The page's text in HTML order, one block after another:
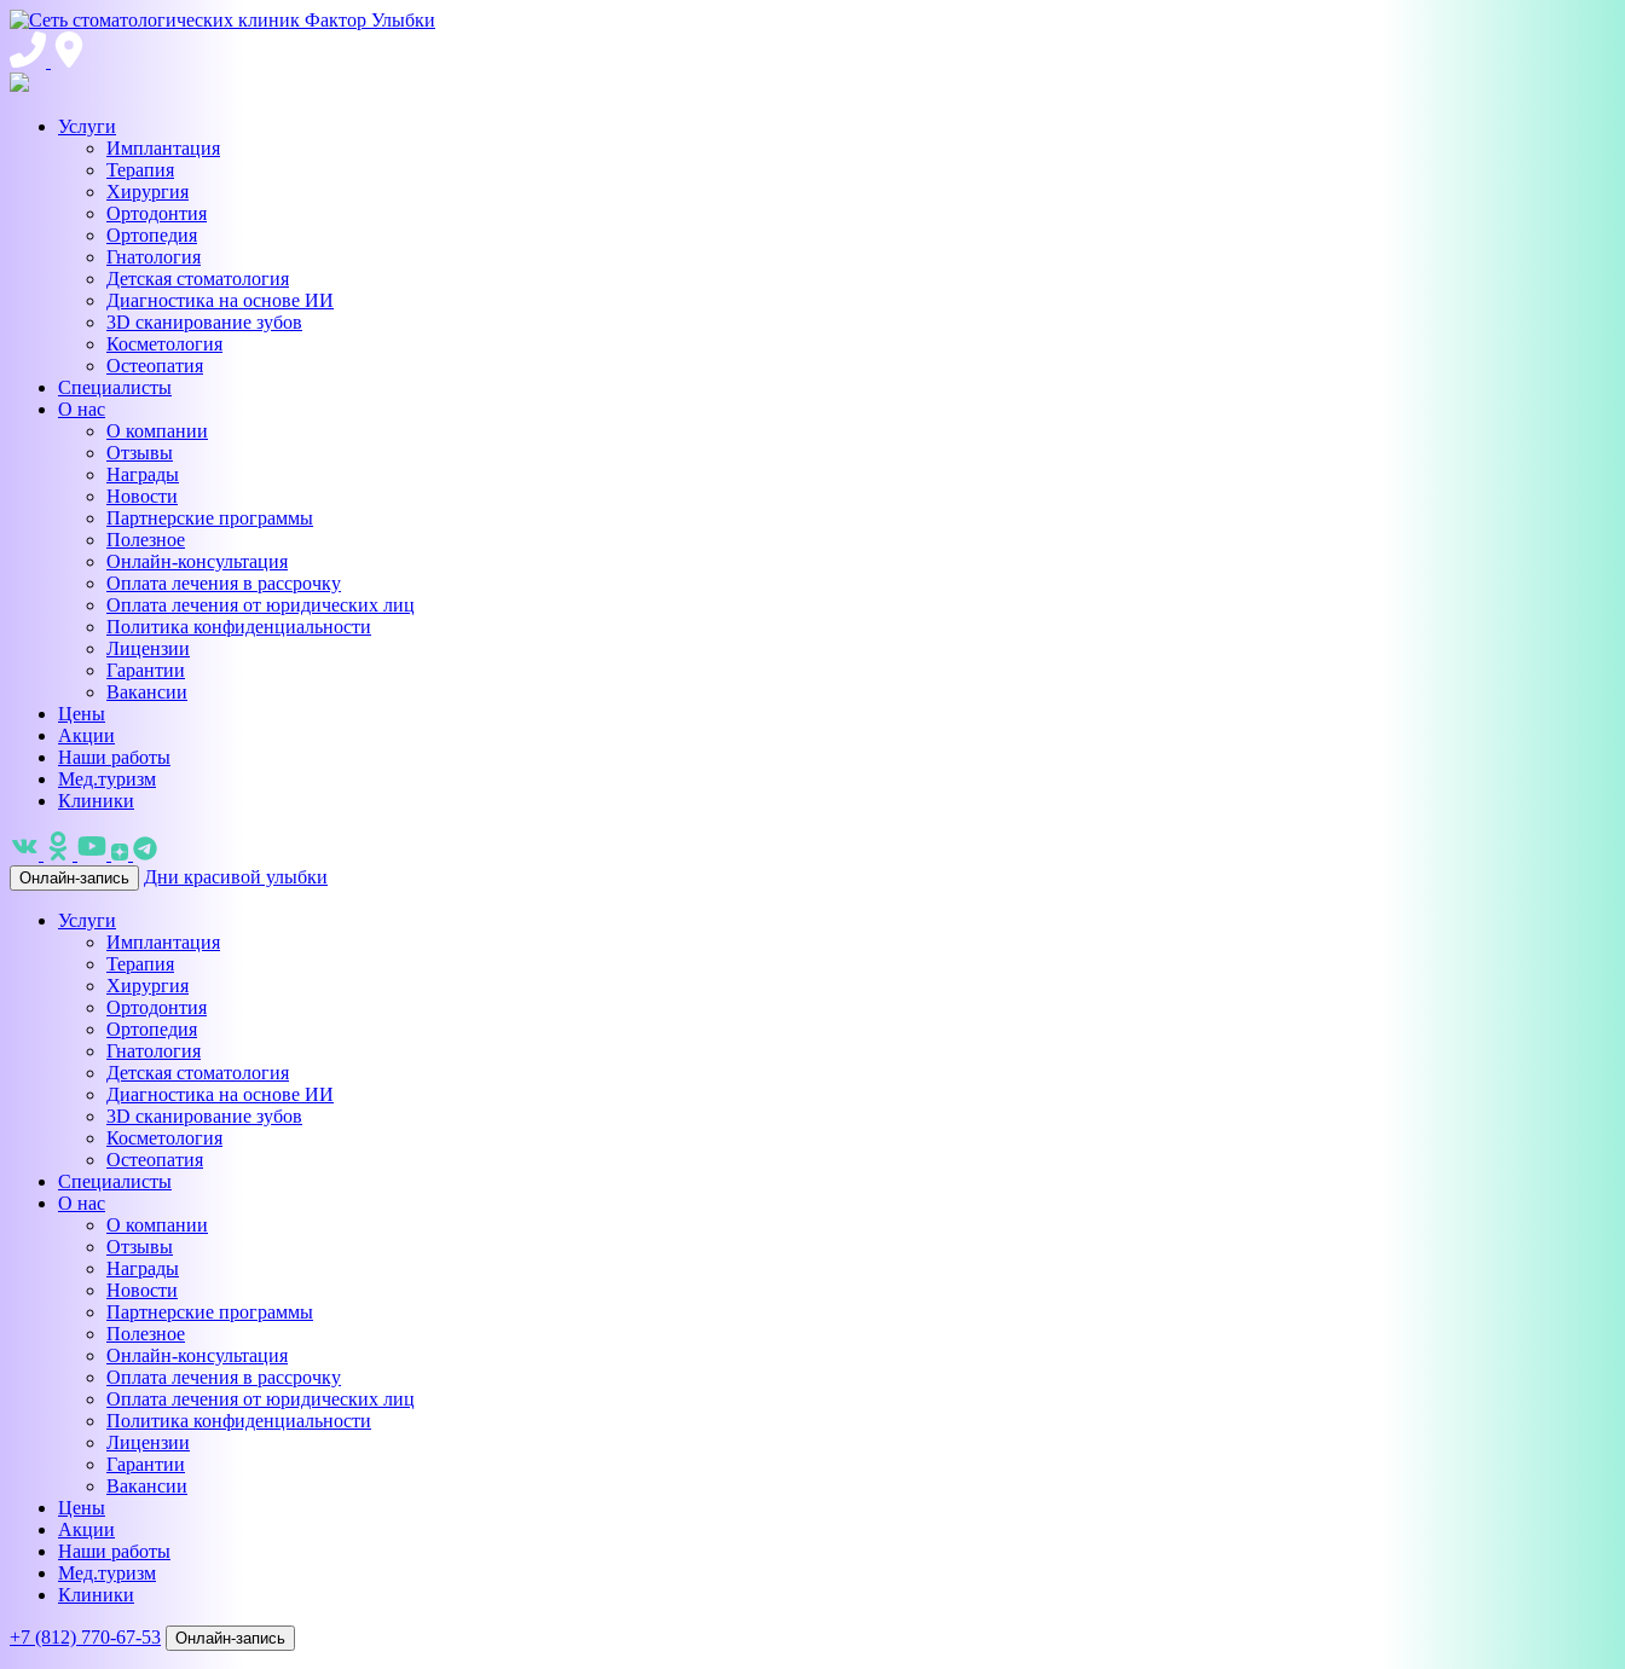
Услуги
Имплантация
Терапия
Хирургия
Ортодонтия
Ортопедия
Гнатология
Детская стоматология
Диагностика на основе ИИ
3D сканирование зубов
Косметология
Остеопатия
Специалисты
О нас
О компании
Отзывы
Награды
Новости
Партнерские программы
Полезное
Онлайн-консультация
Оплата лечения в рассрочку
Оплата лечения от юридических лиц
Политика конфиденциальности
Лицензии
Гарантии
Вакансии
Цены
Акции
Наши работы
Мед.туризм
Клиники
Онлайн-запись Дни красивой улыбки
Услуги
Имплантация
Терапия
Хирургия
Ортодонтия
Ортопедия
Гнатология
Детская стоматология
Диагностика на основе ИИ
3D сканирование зубов
Косметология
Остеопатия
Специалисты
О нас
О компании
Отзывы
Награды
Новости
Партнерские программы
Полезное
Онлайн-консультация
Оплата лечения в рассрочку
Оплата лечения от юридических лиц
Политика конфиденциальности
Лицензии
Гарантии
Вакансии
Цены
Акции
Наши работы
Мед.туризм
Клиники
+7 (812) 770-67-53 Онлайн-запись